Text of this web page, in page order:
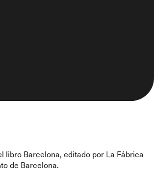
libro Barcelona, editado por La Fábrica
de Barcelona.